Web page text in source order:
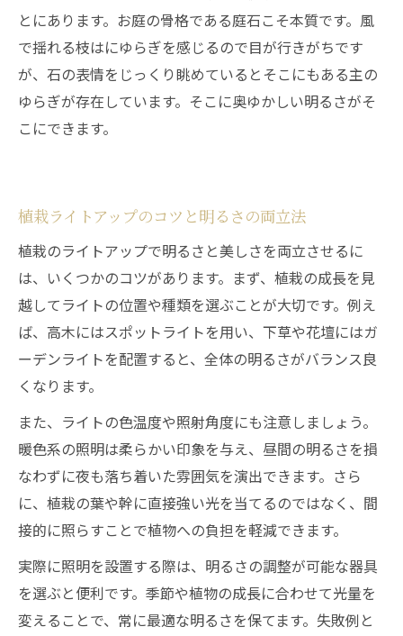
とにあります。お庭の骨格である庭石こそ本質です。風
で揺れる枝はにゆらぎを感じるので目が行きがちです
が、石の表情をじっくり眺めているとそこにもある主の
ゆらぎが存在しています。そこに奥ゆかしい明るさがそ
こにできます。
植栽ライトアップのコツと明るさの両立法
植栽のライトアップで明るさと美しさを両立させるに
は、いくつかのコツがあります。まず、植栽の成長を見
越してライトの位置や種類を選ぶことが大切です。例え
ば、高木にはスポットライトを用い、下草や花壇にはガ
ーデンライトを配置すると、全体の明るさがバランス良
くなります。
また、ライトの色温度や照射角度にも注意しましょう。
暖色系の照明は柔らかい印象を与え、昼間の明るさを損
なわずに夜も落ち着いた雰囲気を演出できます。さら
に、植栽の葉や幹に直接強い光を当てるのではなく、間
接的に照らすことで植物への負担を軽減できます。
実際に照明を設置する際は、明るさの調整が可能な器具
を選ぶと便利です。季節や植物の成長に合わせて光量を
変えることで、常に最適な明るさを保てます。失敗例と